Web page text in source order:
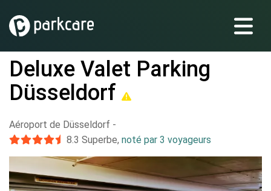
Deluxe Valet Parking
Düsseldorf
Aéroport de Düsseldorf -
8.3 Superbe, noté par 3 voyageurs